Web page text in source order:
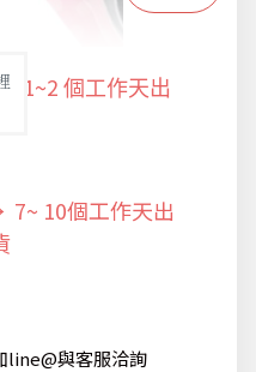
1~2 個工作天出
7~ 10個工作天出
line@與客服洽詢